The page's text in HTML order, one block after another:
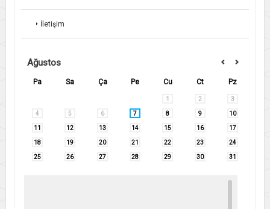
İletişim
Ağustos
Pa Sa Ça Pe Cu Ct Pz
1 2 3
4 5 6 7 8 9 10
11 12 13 14 15 16 17
18 19 20 21 22 23 24
25 26 27 28 29 30 31